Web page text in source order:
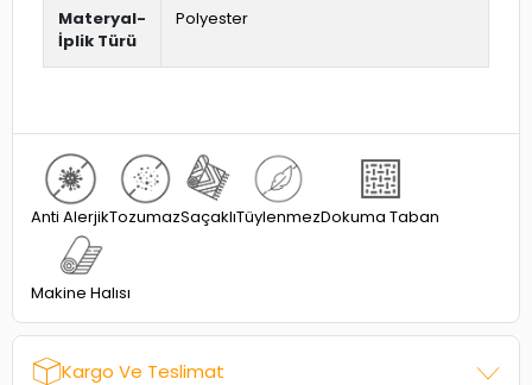
Materyal-
İplik Türü
Polyester
Anti AlerjikTozumazSaçaklıTüylenmezDokuma Taban
Makine Halısı
Kargo Ve Teslimat